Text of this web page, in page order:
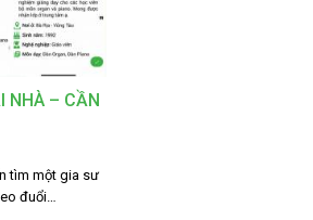
NHÀ – CẦN
tìm một gia sư
đuổi…